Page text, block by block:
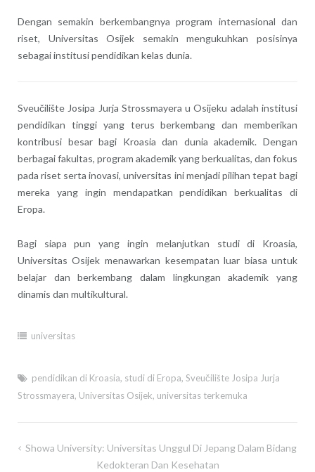
Dengan semakin berkembangnya program internasional dan
riset, Universitas Osijek semakin mengukuhkan posisinya
sebagai institusi pendidikan kelas dunia.
Sveučilište Josipa Jurja Strossmayera u Osijeku adalah institusi
pendidikan tinggi yang terus berkembang dan memberikan
kontribusi besar bagi Kroasia dan dunia akademik. Dengan
berbagai fakultas, program akademik yang berkualitas, dan fokus
pada riset serta inovasi, universitas ini menjadi pilihan tepat bagi
mereka yang ingin mendapatkan pendidikan berkualitas di
Eropa.
Bagi siapa pun yang ingin melanjutkan studi di Kroasia,
Universitas Osijek menawarkan kesempatan luar biasa untuk
belajar dan berkembang dalam lingkungan akademik yang
dinamis dan multikultural.
universitas
pendidikan di Kroasia, studi di Eropa, Sveučilište Josipa Jurja
Strossmayera, Universitas Osijek, universitas terkemuka
Post
Showa University: Universitas Unggul Di Jepang Dalam Bidang
Kedokteran Dan Kesehatan